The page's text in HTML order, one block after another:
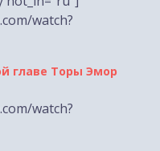
главе Торы Эмор
watch?
главах Торы